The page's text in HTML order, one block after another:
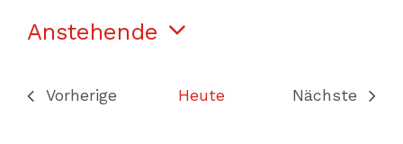
Anstehende
wählen.
Vorherige
Heute
Nächste